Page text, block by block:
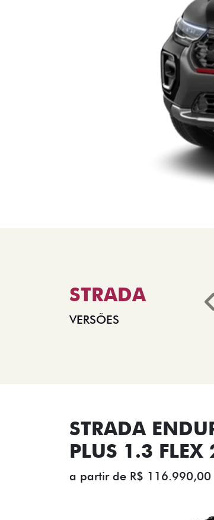
STRADA
VERSÕES
STRADA
PLUS 1.3 FLEX
a partir de R$ 116.990,00